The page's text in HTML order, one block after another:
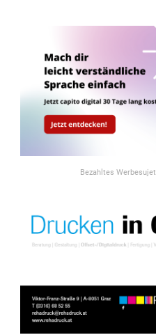
Bezahltes Werbesujet